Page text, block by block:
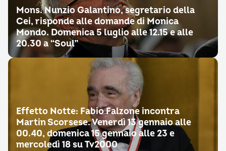
Mons. Nunzio Galantino, segretario della
Cei, risponde alle domande di Monica
Mondo. Domenica 5 luglio alle 12.15 e alle
20.30 a “Soul”
Effetto Notte: Fabio Falzone incontra
Martin Scorsese. Venerdì 13 gennaio alle
00.40, domenica 15 gennaio alle 23 e
mercoledì 18 su Tv2000